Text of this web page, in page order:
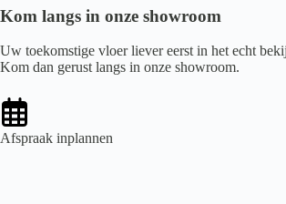
Kom langs in onze showroom
Uw toekomstige vloer liever eerst in het echt
Kom dan gerust langs in onze showroom.
Afspraak inplannen